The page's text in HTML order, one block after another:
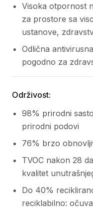
Visoka otpornost
za prostore sa
ustanove,
Odlična
pogodno za
Održivost:
98% prirodni
prirodni podovi
76% brzo
TVOC nakon 28
kvalitet
Do 40%
reciklabilno: